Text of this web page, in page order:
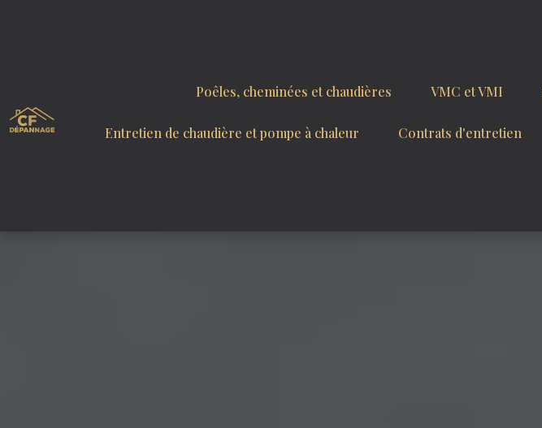
Poêles, cheminées et chaudières VMC et VMI
Entretien de chaudière et pompe à chaleur Contrats d'entretien